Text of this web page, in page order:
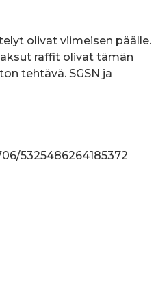
olivat viimeisen päälle.
raffit olivat tämän
tehtävä. SGSN ja
5325486264185372